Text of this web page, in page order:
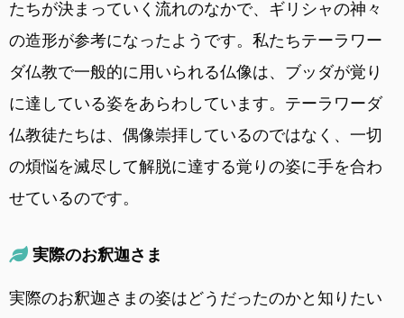
たちが決まっていく流れのなかで、ギリシャの神々
の造形が参考になったようです。私たちテーラワー
ダ仏教で一般的に用いられる仏像は、ブッダが覚り
に達している姿をあらわしています。テーラワーダ
仏教徒たちは、偶像崇拝しているのではなく、一切
の煩悩を滅尽して解脱に達する覚りの姿に手を合わ
せているのです。
実際のお釈迦さま
実際のお釈迦さまの姿はどうだったのかと知りたい